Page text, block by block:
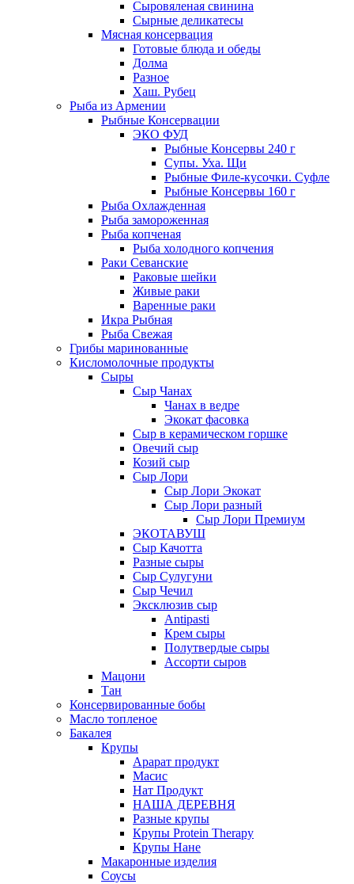
Сыровяленая свинина
Сырные деликатесы
Мясная консервация
Готовые блюда и обеды
Долма
Разное
Хаш. Рубец
Рыба из Армении
Рыбные Консервации
ЭКО ФУД
Рыбные Консервы 240 г
Супы. Уха. Щи
Рыбные Филе-кусочки. Суфле
Рыбные Консервы 160 г
Рыба Охлажденная
Рыба замороженная
Рыба копченая
Рыба холодного копчения
Раки Севанские
Раковые шейки
Живые раки
Варенные раки
Икра Рыбная
Рыба Свежая
Грибы маринованные
Кисломолочные продукты
Сыры
Сыр Чанах
Чанах в ведре
Экокат фасовка
Сыр в керамическом горшке
Овечий сыр
Козий сыр
Сыр Лори
Сыр Лори Экокат
Сыр Лори разный
Сыр Лори Премиум
ЭКОТАВУШ
Сыр Качотта
Разные сыры
Сыр Сулугуни
Сыр Чечил
Эксклюзив сыр
Antipasti
Крем сыры
Полутвердые сыры
Ассорти сыров
Мацони
Тан
Консервированные бобы
Масло топленое
Бакалея
Крупы
Арарат продукт
Масис
Нат Продукт
НАША ДЕРЕВНЯ
Разные крупы
Крупы Protein Therapy
Крупы Нане
Макаронные изделия
Соусы